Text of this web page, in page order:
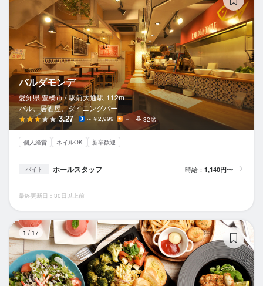
バルダモンデ
愛知県 豊橋市 / 駅前大通駅 112m
バル、居酒屋、ダイニングバー
3.27 ～￥2,999 － 32席
個人経営 ネイルOK 新卒歓迎
バイト ホールスタッフ 時給： 1,140円〜
最終更新日：30日以上前
1 / 17